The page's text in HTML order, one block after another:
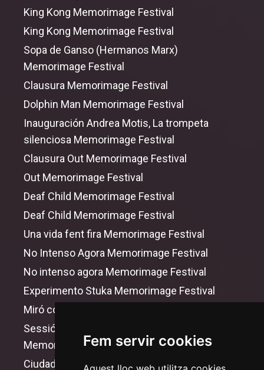
Fem servir cookies
King Kong Memorimage Festival
King Kong Memorimage Festival
Sopa de Ganso (Hermanos Marx)
Memorimage Festival
Clausura Memorimage Festival
Dolphin Man Memorimage Festival
Inauguración Andrea Motis, La trompeta
silenciosa Memorimage Festival
Clausura Out Memorimage Festival
Out Memorimage Festival
Deaf Child Memorimage Festival
Deaf Child Memorimage Festival
Una vida fent fira Memorimage Festival
No Intenso Agora Memorimage Festival
No intenso agora Memorimage Festival
Experimento Stuka Memorimage Festival
Miró contra Miró Memorimage Festival
Sessió Vintage El Jovencito Frankenstein
Memorimage Festival
Ciudadano Fernando Gallego: Baila o Muere